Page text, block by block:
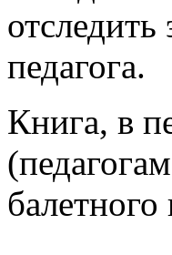
педагога.
Книга, в
балетного